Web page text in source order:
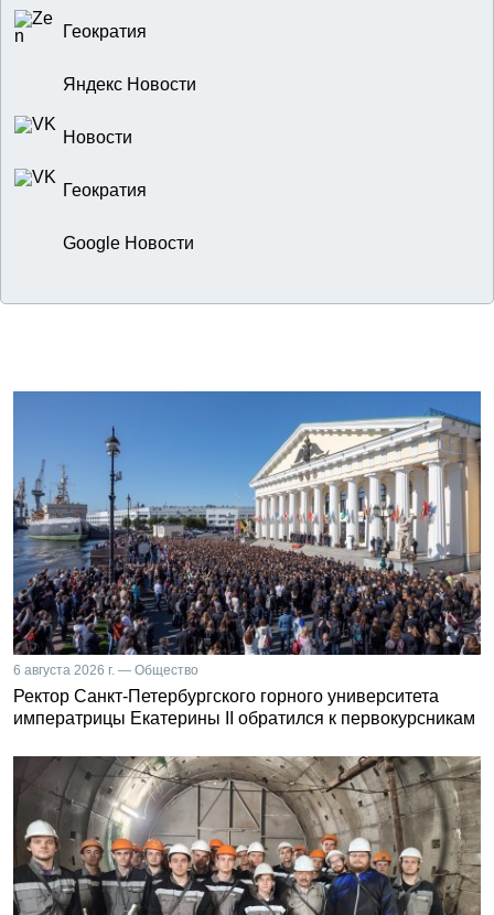
Геократия
Яндекс Новости
Новости
Геократия
Google Новости
6 августа 2026 г. — Общество
Ректор Санкт-Петербургского горного университета
императрицы Екатерины II обратился к первокурсникам